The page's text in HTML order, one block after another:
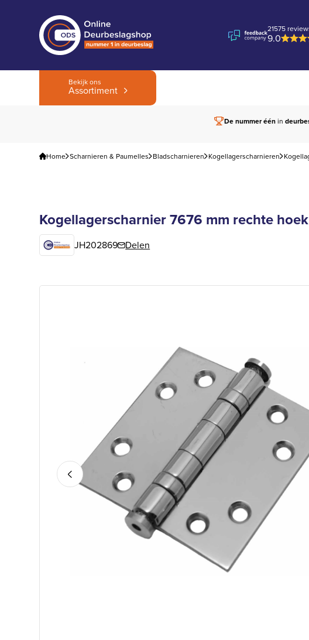
21575
9.0
Bekijk ons
Assortiment
De nummer éénin
Home Scharnieren & Paumelles Bladscharnieren Kogellagerscharnieren
Kogellagerscharnier 7676 mm rechte
JH202869 Delen